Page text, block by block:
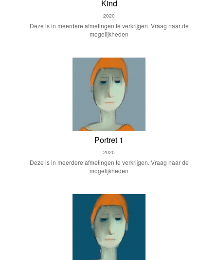
Kind
2020
Deze is in meerdere afmetingen te verkrijgen. Vraag naar de
mogelijkheden
Portret 1
2020
Deze is in meerdere afmetingen te verkrijgen. Vraag naar de
mogelijkheden